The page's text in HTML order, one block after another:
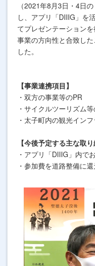
（2021年8月3日・4日
し、 アプリ「DIIIG」を
てプレゼンテーション
事業の方向性と合致し
した。
【事業連携項目】
・双方の事業等のPR
・サイクルツーリズム
・太子町内の観光イン
【今後予定する主な取り
・アプリ「DIIIG」内で
・参加費を道路整備に